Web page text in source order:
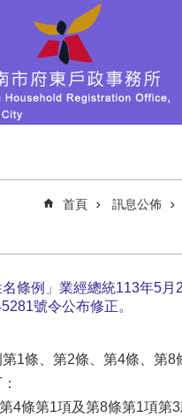
首頁 訊息公佈
名條例」業經總統113年5月
號令公布修正。
1條、第2條、第4條、第8
4條第1項及第8條第1項第